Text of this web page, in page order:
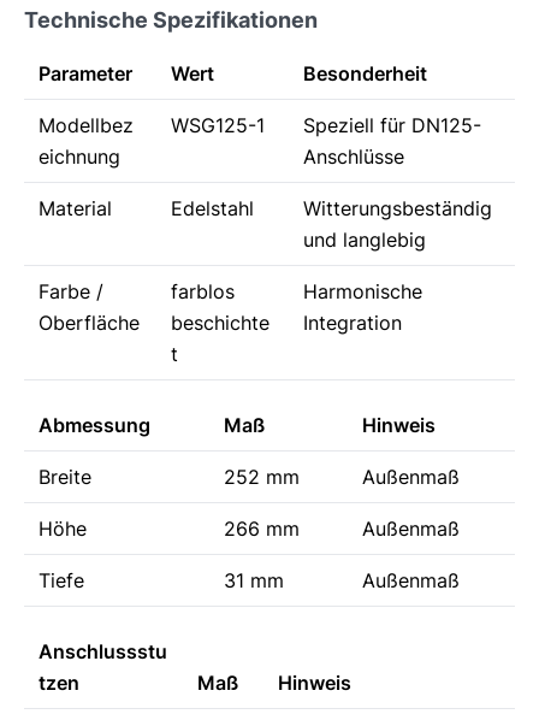
Technische Spezifikationen
Parameter Wert Besonderheit
Modellbez
eichnung
WSG125-1
Speziell für DN125-
Anschlüsse
Material Edelstahl
Witterungsbeständig
und langlebig
Farbe /
Oberfläche
farblos
beschichte
t
Harmonische
Integration
Abmessung Maß Hinweis
Breite 252 mm Außenmaß
Höhe 266 mm Außenmaß
Tiefe 31 mm Außenmaß
Anschlussstu
tzen
Maß Hinweis